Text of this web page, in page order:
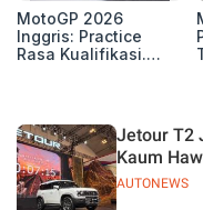
MotoGP 2026
Inggris: Practice
Rasa Kualifikasi.
Silverstone!
AUTONEWS
Jetour T2
Kaum